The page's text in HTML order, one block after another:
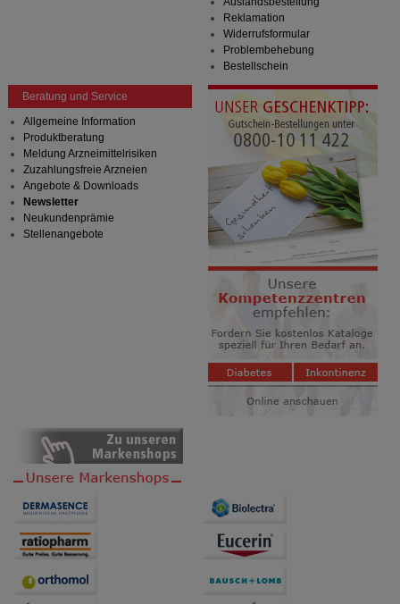
Reklamation
Widerrufsformular
Problembehebung
Bestellschein
Beratung und Service
Allgemeine Information
Produktberatung
Meldung Arzneimittelrisiken
Zuzahlungsfreie Arzneien
Angebote & Downloads
Newsletter
Neukundenprämie
Stellenangebote